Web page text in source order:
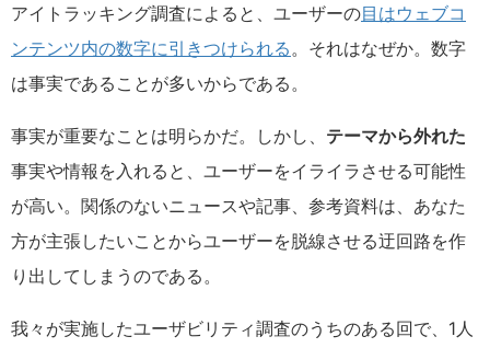
アイトラッキング調査によると、ユーザーの目はウェブコ
ンテンツ内の数字に引きつけられる。それはなぜか。数字
は事実であることが多いからである。
事実が重要なことは明らかだ。しかし、 テーマから外れた
事実や情報を入れると、ユーザーをイライラさせる可能性
が高い。関係のないニュースや記事、参考資料は、あなた
方が主張したいことからユーザーを脱線させる迂回路を作
り出してしまうのである。
我々が実施したユーザビリティ調査のうちのある回で、1人